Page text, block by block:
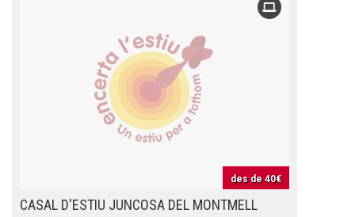
des de 40€
CASAL D'ESTIU JUNCOSA DEL MONTMELL